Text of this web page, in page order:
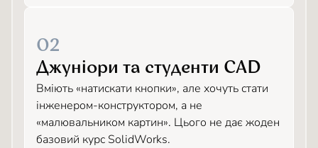
02
Джуніори та студенти CAD
Вміють «натискати кнопки», але хочуть стати
інженером-конструктором, а не
«малювальником картин». Цього не дає жоден
базовий курс SolidWorks.